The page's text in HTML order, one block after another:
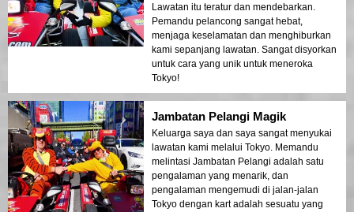
Lawatan itu teratur dan mendebarkan.
Pemandu pelancong sangat hebat,
menjaga keselamatan dan menghiburkan
kami sepanjang lawatan. Sangat disyorkan
untuk cara yang unik untuk meneroka
Tokyo!
Jambatan Pelangi Magik
Keluarga saya dan saya sangat menyukai
lawatan kami melalui Tokyo. Memandu
melintasi Jambatan Pelangi adalah satu
pengalaman yang menarik, dan
pengalaman mengemudi di jalan-jalan
Tokyo dengan kart adalah sesuatu yang